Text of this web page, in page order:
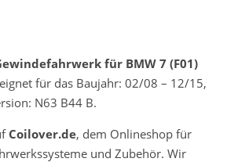
für BMW 7 (F01)
für das Baujahr: 02/08 – 12/15,
N63 B44 B.
Coilover.de, dem Onlineshop für
und Zubehör. Wir